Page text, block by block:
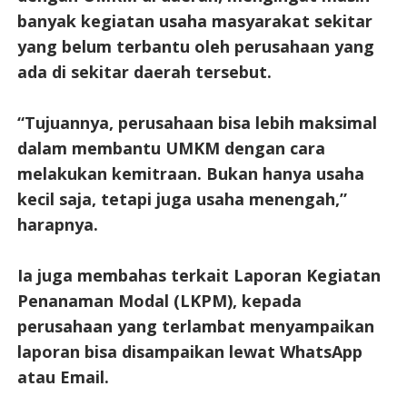
banyak kegiatan usaha masyarakat sekitar
yang belum terbantu oleh perusahaan yang
ada di sekitar daerah tersebut.
“Tujuannya, perusahaan bisa lebih maksimal
dalam membantu UMKM dengan cara
melakukan kemitraan. Bukan hanya usaha
kecil saja, tetapi juga usaha menengah,”
harapnya.
Ia juga membahas terkait Laporan Kegiatan
Penanaman Modal (LKPM), kepada
perusahaan yang terlambat menyampaikan
laporan bisa disampaikan lewat WhatsApp
atau Email.